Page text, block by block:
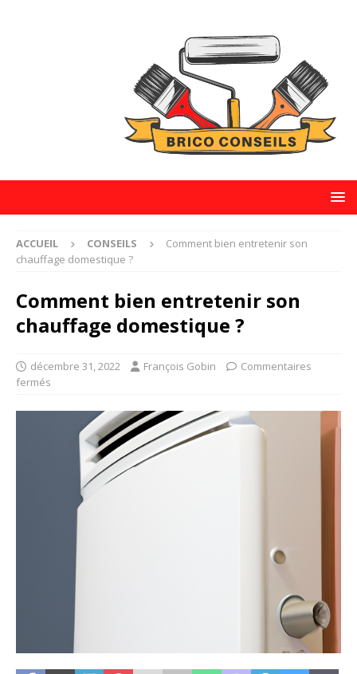
ACCUEIL CONSEILS
Comment bien entretenir son
chauffage domestique ?
Comment bien entretenir son
chauffage domestique ?
décembre 31, 2022 François Gobin
Commentaires
fermés